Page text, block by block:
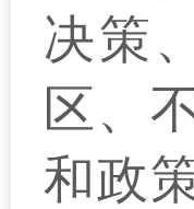
决策
区、
和政